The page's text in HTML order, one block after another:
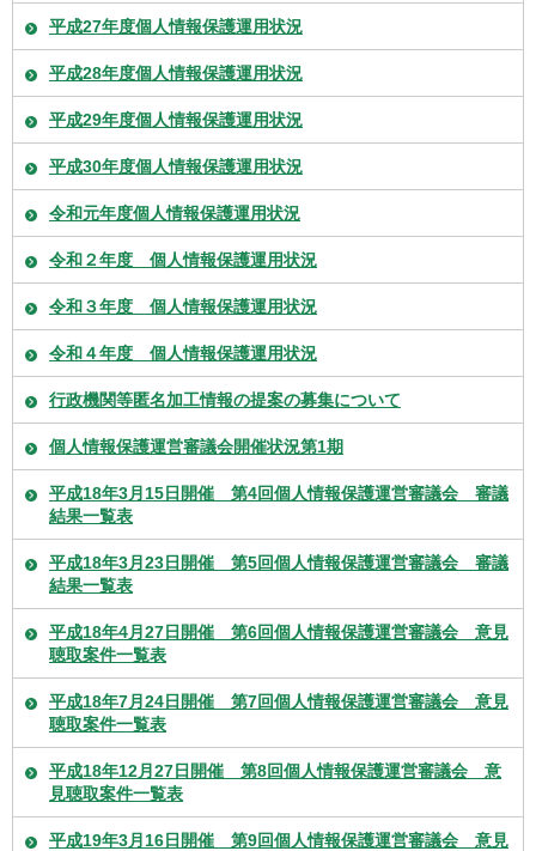
平成27年度個人情報保護運用状況
平成28年度個人情報保護運用状況
平成29年度個人情報保護運用状況
平成30年度個人情報保護運用状況
令和元年度個人情報保護運用状況
令和２年度 個人情報保護運用状況
令和３年度 個人情報保護運用状況
令和４年度 個人情報保護運用状況
行政機関等匿名加工情報の提案の募集について
個人情報保護運営審議会開催状況第1期
平成18年3月15日開催 第4回個人情報保護運営審議会 審議
結果一覧表
平成18年3月23日開催 第5回個人情報保護運営審議会 審議
結果一覧表
平成18年4月27日開催 第6回個人情報保護運営審議会 意見
聴取案件一覧表
平成18年7月24日開催 第7回個人情報保護運営審議会 意見
聴取案件一覧表
平成18年12月27日開催 第8回個人情報保護運営審議会 意
見聴取案件一覧表
平成19年3月16日開催 第9回個人情報保護運営審議会 意見